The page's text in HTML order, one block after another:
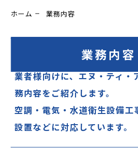
業務内容
ホーム 業務内容
業務用エアコンや設備工事を
業者様向けに、エヌ・ティ・
務内容をご紹介します。
空調・電気・水道衛生設備工
設置などに対応しています。